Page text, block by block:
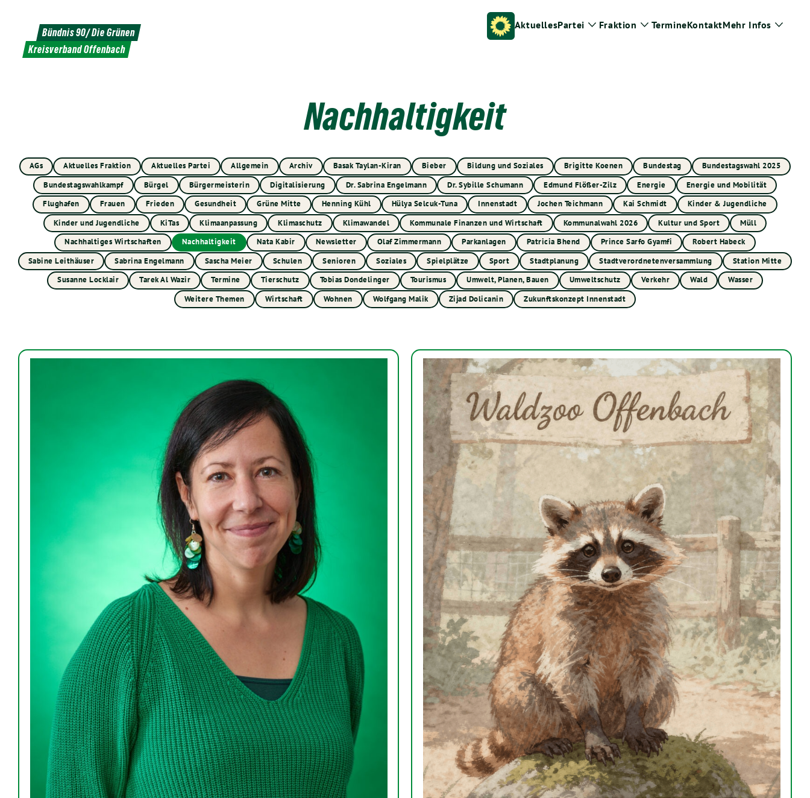
Inhalt
Bündnis 90/ Die Grünen
Kreisverband Offenbach
AktuellesPartei Zeige
Fraktion
Zeige
TermineKontaktMehr Infos Zeige
Nachhaltigkeit
AGs Aktuelles Fraktion Aktuelles Partei Allgemein Archiv Basak Taylan-Kiran Bieber Bildung und Soziales Brigitte Koenen Bundestag
Bundestagswahl 2025
Bundestagswahlkampf
Bürgel Bürgermeisterin Digitalisierung Dr. Sabrina Engelmann Dr. Sybille Schumann Edmund Flößer-Zilz Energie
Energie und Mobilität
Flughafen
Frauen Frieden Gesundheit Grüne Mitte Henning Kühl Hülya Selcuk-Tuna Innenstadt Jochen Teichmann Kai Schmidt
Kinder & Jugendliche
Kinder und Jugendliche
KiTas Klimaanpassung Klimaschutz Klimawandel Kommunale Finanzen und Wirtschaft Kommunalwahl 2026 Kultur und Sport
Müll
Nachhaltiges Wirtschaften
Nachhaltigkeit Nata Kabir Newsletter Olaf Zimmermann Parkanlagen Patricia Bhend Prince Sarfo Gyamfi
Robert Habeck
Sabine Leithäuser
Sabrina Engelmann Sascha Meier Schulen Senioren Soziales Spielplätze Sport Stadtplanung Stadtverordnetenversammlung
Station Mitte
Susanne Locklair
Tarek Al Wazir Termine Tierschutz Tobias Dondelinger Tourismus Umwelt, Planen, Bauen Umweltschutz Verkehr Wald
Wasser
Weitere Themen
Wirtschaft Wohnen Wolfgang Malik Zijad Dolicanin Zukunftskonzept Innenstadt